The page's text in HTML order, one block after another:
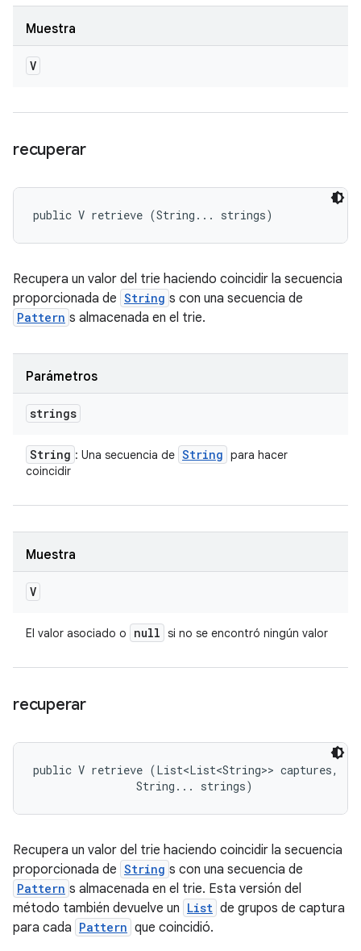
Muestra
V
recuperar
public V retrieve (String... strings)
Recupera un valor del trie haciendo coincidir la secuencia
proporcionada de String s con una secuencia de
Pattern s almacenada en el trie.
Parámetros
strings
String : Una secuencia de String para hacer
coincidir
Muestra
V
El valor asociado o null si no se encontró ningún valor
recuperar
public V retrieve (List<List<String>> captures,
                String... strings)
Recupera un valor del trie haciendo coincidir la secuencia
proporcionada de String s con una secuencia de
Pattern s almacenada en el trie. Esta versión del
método también devuelve un List de grupos de captura
para cada Pattern que coincidió.